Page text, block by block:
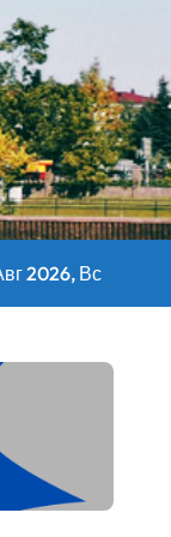
2026, Вс